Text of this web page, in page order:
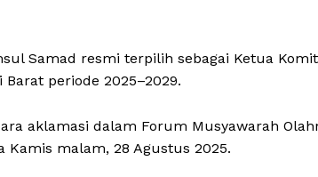
Samad resmi terpilih sebagai Ketua
Barat periode 2025–2029.
aklamasi dalam Forum Musyawarah
Kamis malam, 28 Agustus 2025.